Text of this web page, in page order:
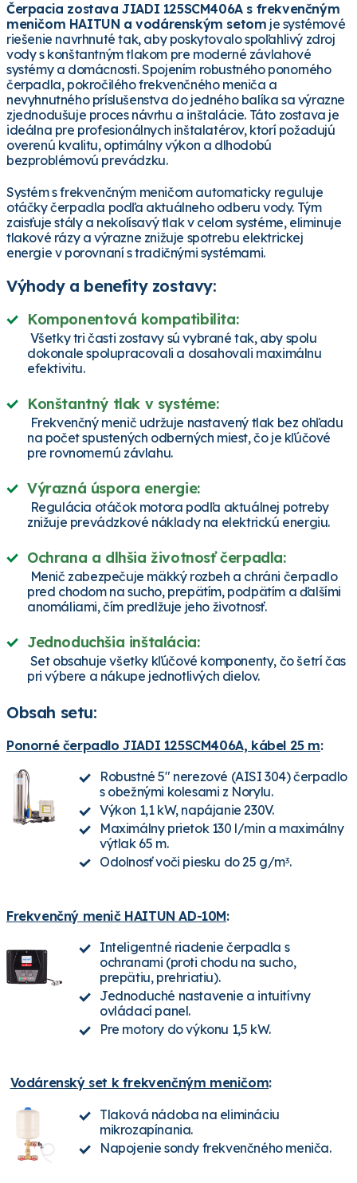
Čerpacia zostava JIADI 125SCM406A s frekvenčným
meničom HAITUN a vodárenským setom je systémové
riešenie navrhnuté tak, aby poskytovalo spoľahlivý zdroj
vody s konštantným tlakom pre moderné závlahové
systémy a domácnosti. Spojením robustného ponorného
čerpadla, pokročilého frekvenčného meniča a
nevyhnutného príslušenstva do jedného balíka sa výrazne
zjednodušuje proces návrhu a inštalácie. Táto zostava je
ideálna pre profesionálnych inštalatérov, ktorí požadujú
overenú kvalitu, optimálny výkon a dlhodobú
bezproblémovú prevádzku.
Systém s frekvenčným meničom automaticky reguluje
otáčky čerpadla podľa aktuálneho odberu vody. Tým
zaisťuje stály a nekolísavý tlak v celom systéme, eliminuje
tlakové rázy a výrazne znižuje spotrebu elektrickej
energie v porovnaní s tradičnými systémami.
Výhody a benefity zostavy:
Komponentová kompatibilita:
Všetky tri časti zostavy sú vybrané tak, aby spolu
dokonale spolupracovali a dosahovali maximálnu
efektivitu.
Konštantný tlak v systéme:
Frekvenčný menič udržuje nastavený tlak bez ohľadu
na počet spustených odberných miest, čo je kľúčové
pre rovnomernú závlahu.
Výrazná úspora energie:
Regulácia otáčok motora podľa aktuálnej potreby
znižuje prevádzkové náklady na elektrickú energiu.
Ochrana a dlhšia životnosť čerpadla:
Menič zabezpečuje mäkký rozbeh a chráni čerpadlo
pred chodom na sucho, prepätím, podpätím a ďalšími
anomáliami, čím predlžuje jeho životnosť.
Jednoduchšia inštalácia:
Set obsahuje všetky kľúčové komponenty, čo šetrí čas
pri výbere a nákupe jednotlivých dielov.
Obsah setu:
Ponorné čerpadlo JIADI 125SCM406A, kábel 25 m:
Robustné 5" nerezové (AISI 304) čerpadlo
s obežnými kolesami z Norylu.
Výkon 1,1 kW, napájanie 230V.
Maximálny prietok 130 l/min a maximálny
výtlak 65 m.
Odolnosť voči piesku do 25 g/m3.
Frekvenčný menič HAITUN AD-10M:
Inteligentné riadenie čerpadla s
ochranami (proti chodu na sucho,
prepätiu, prehriatiu).
Jednoduché nastavenie a intuitívny
ovládací panel.
Pre motory do výkonu 1,5 kW.
Vodárenský set k frekvenčným meničom:
Tlaková nádoba na elimináciu
mikrozapínania.
Napojenie sondy frekvenčného meniča.